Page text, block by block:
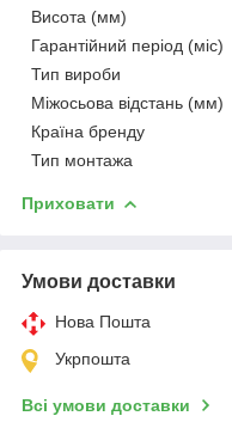
Висота (мм)
Гарантійний період (міс)
Тип вироби
Міжосьова відстань (мм)
Країна бренду
Тип монтажа
Приховати
Умови доставки
Нова Пошта
Укрпошта
Всі умови доставки